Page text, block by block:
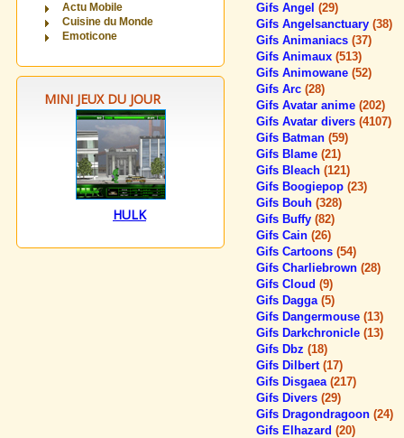
Actu Mobile
Cuisine du Monde
Emoticone
MINI JEUX DU JOUR
HULK
Gifs Angel (29)
Gifs Angelsanctuary (38)
Gifs Animaniacs (37)
Gifs Animaux (513)
Gifs Animowane (52)
Gifs Arc (28)
Gifs Avatar anime (202)
Gifs Avatar divers (4107)
Gifs Batman (59)
Gifs Blame (21)
Gifs Bleach (121)
Gifs Boogiepop (23)
Gifs Bouh (328)
Gifs Buffy (82)
Gifs Cain (26)
Gifs Cartoons (54)
Gifs Charliebrown (28)
Gifs Cloud (9)
Gifs Dagga (5)
Gifs Dangermouse (13)
Gifs Darkchronicle (13)
Gifs Dbz (18)
Gifs Dilbert (17)
Gifs Disgaea (217)
Gifs Divers (29)
Gifs Dragondragoon (24)
Gifs Elhazard (20)